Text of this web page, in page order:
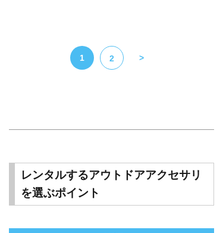
1 2 >
レンタルするアウトドアアクセサリ
を選ぶポイント